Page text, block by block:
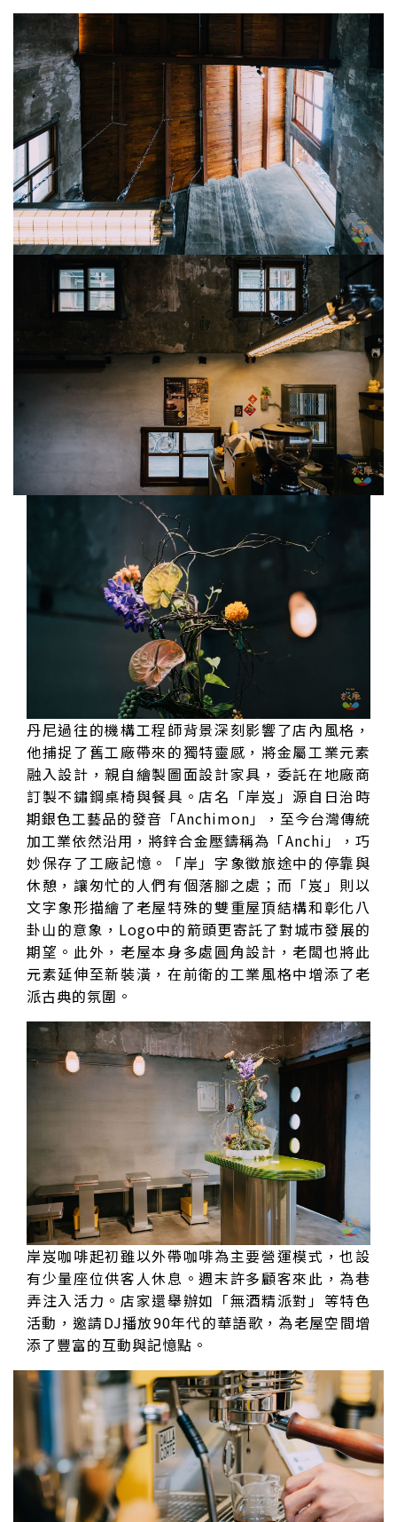
丹尼過往的機構工程師背景深刻影響了店內風格，
他捕捉了舊工廠帶來的獨特靈感，將金屬工業元素
融入設計，親自繪製圖面設計家具，委託在地廠商
訂製不鏽鋼桌椅與餐具。店名「岸岌」源自日治時
期銀色工藝品的發音「Anchimon」，至今台灣傳統
加工業依然沿用，將鋅合金壓鑄稱為「Anchi」，巧
妙保存了工廠記憶。「岸」字象徵旅途中的停靠與
休憩，讓匆忙的人們有個落腳之處；而「岌」則以
文字象形描繪了老屋特殊的雙重屋頂結構和彰化八
卦山的意象，Logo中的箭頭更寄託了對城市發展的
期望。此外，老屋本身多處圓角設計，老闆也將此
元素延伸至新裝潢，在前衛的工業風格中增添了老
派古典的氛圍。
岸岌咖啡起初雖以外帶咖啡為主要營運模式，也設
有少量座位供客人休息。週末許多顧客來此，為巷
弄注入活力。店家還舉辦如「無酒精派對」等特色
活動，邀請DJ播放90年代的華語歌，為老屋空間增
添了豐富的互動與記憶點。